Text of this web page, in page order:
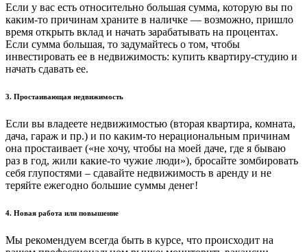
Если у вас есть относительно большая сумма, которую вы по
каким-то причинам храните в наличке — возможно, пришло
время открыть вклад и начать зарабатывать на процентах.
Если сумма большая, то задумайтесь о том, чтобы
инвестировать ее в недвижимость: купить квартиру-студию и
начать сдавать ее.
3. Простаивающая недвижимость
Если вы владеете недвижимостью (вторая квартира, комната,
дача, гараж и пр.) и по каким-то нерациональным причинам
она простаивает («не хочу, чтобы на моей даче, где я бываю
раз в год, жили какие-то чужие люди»), бросайте зомбировать
себя глупостями – сдавайте недвижимость в аренду и не
теряйте ежегодно большие суммы денег!
4. Новая работа или повышение
Мы рекомендуем всегда быть в курсе, что происходит на